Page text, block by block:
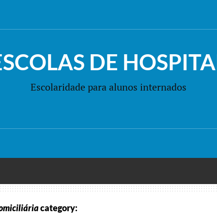
DE
Escolaridade para alunos internados
category: